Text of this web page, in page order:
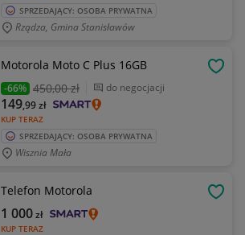
SPRZEDAJĄCY: OSOBA PRYWATNA
Rządza, Gmina Stanisławów
Motorola Moto C Plus 16GB
-66% 450,00 zł do negocjacji
KUP TERAZ
149,99zł
SPRZEDAJĄCY: OSOBA PRYWATNA
Wisznia Mała
Telefon Motorola
KUP TERAZ
1 000zł